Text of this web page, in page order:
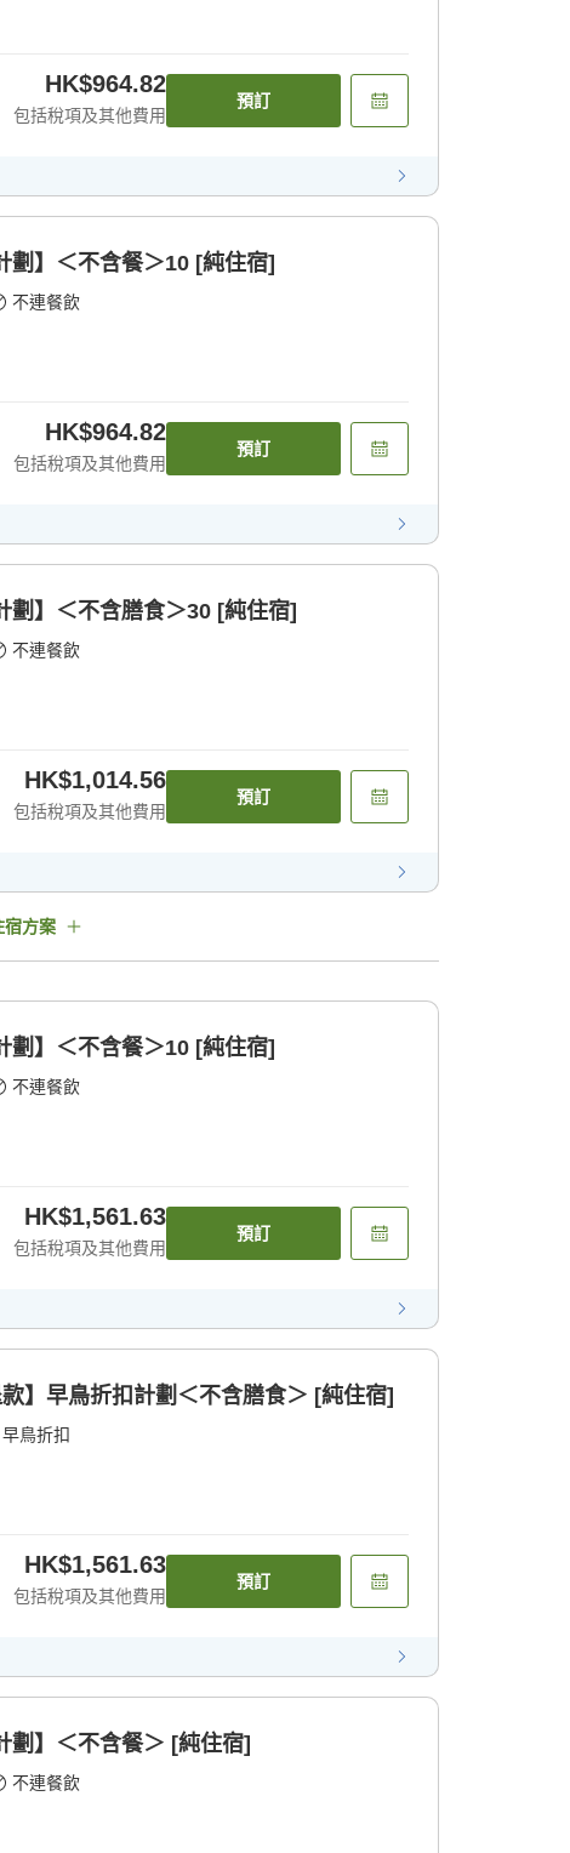
HK$964.82
包括稅項及其他費用
預訂
劃】＜不含餐＞10 [純住宿]
不連餐飲
HK$964.82
包括稅項及其他費用
預訂
劃】＜不含膳食＞30 [純住宿]
不連餐飲
HK$1,014.56
包括稅項及其他費用
預訂
宿方案
劃】＜不含餐＞10 [純住宿]
不連餐飲
HK$1,561.63
包括稅項及其他費用
預訂
款】早鳥折扣計劃＜不含膳食＞ [純住宿]
早鳥折扣
HK$1,561.63
包括稅項及其他費用
預訂
劃】＜不含餐＞ [純住宿]
不連餐飲